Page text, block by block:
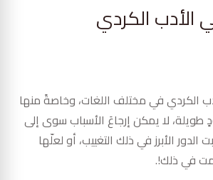
الأدب الكردي
الكردي في مختلف اللغات، وخاصةً منها
طويلة، لا يمكن إرجاعَ الأسباب سوى إلى
الدور الأبرز في ذلك التغييب، أو لعلّها
في ذلك!.